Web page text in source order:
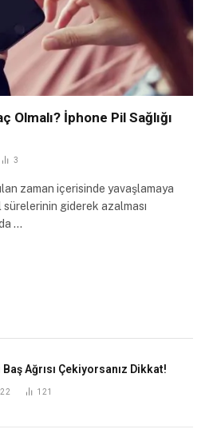
Olmalı? İphone Pil Sağlığı
3
zaman içerisinde yavaşlamaya
giderek azalması
…
Ağrısı Çekiyorsanız Dikkat!
121